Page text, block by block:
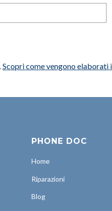
Scopri come vengono
PHONE DOC
Home
Riparazioni
Blog